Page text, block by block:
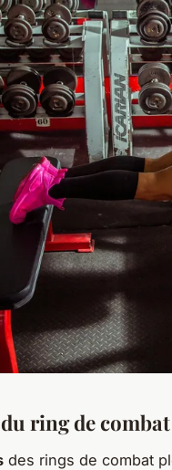
ring de combat
des rings de combat